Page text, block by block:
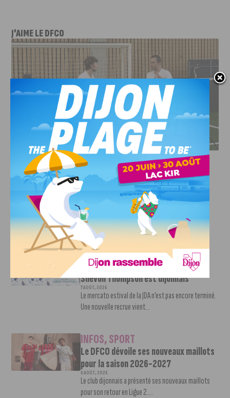
J'AIME LE DFCO
DFCO : RENCONTRE AVEC PIERRE-HENRI DEBALLON,
L’ARTISAN DE LA MONTÉE EN LIGUE 2
INFOS ,SPORT
DFCO : Rencontre avec Pierre-Henri
Deballon, l’artisan de la montée en
Ligue 2
Le DFCO est de retour en Ligue 2 après trois ans
d’absence. La saison...
INFOS,SPORT
Nouvelle arrivée à la JDA Basket,
Shevon Thompson est dijonnais
7 AOÛT, 2026
Le mercato estival de la JDA n’est pas encore terminé.
Une nouvelle recrue vient...
INFOS,SPORT
Le DFCO dévoile ses nouveaux maillots
pour la saison 2026-2027
6 AOÛT, 2026
Le club dijonnais a présenté ses nouveaux maillots
pour son retour en Ligue 2....